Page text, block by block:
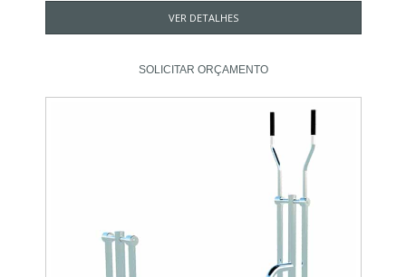
VER DETALHES
SOLICITAR ORÇAMENTO